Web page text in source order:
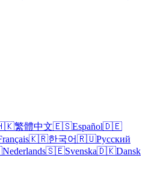
繁體中文🇪🇸Español🇩🇪
🇰🇷한국어🇷🇺Русский
Nederlands🇸🇪Svenska🇩🇰Dansk